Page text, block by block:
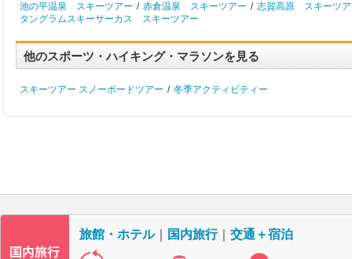
池の平温泉 スキーツアー / 赤倉温泉 スキーツアー / 志賀高原 スキーツ
タングラムスキーサーカス スキーツアー
他のスポーツ・ハイキング・マラソンを見る
スキーツアー スノーボードツアー / 冬季アクティビティー
旅館・ホテル｜ 国内旅行｜ 交通＋宿泊